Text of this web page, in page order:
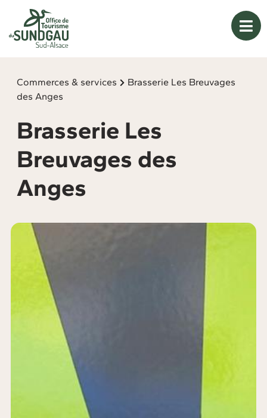
Commerces & services
Brasserie Les Breuvages
des Anges
Brasserie Les
Breuvages des
Anges
Panneau de gestion des cookies